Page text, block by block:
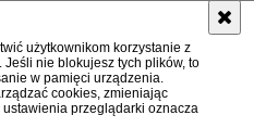
użytkownikom korzystanie z
nie blokujesz tych plików, to
w pamięci urządzenia.
cookies, zmieniając
przeglądarki oznacza